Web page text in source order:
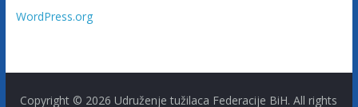
WordPress.org
Copyright © 2026Udruženje tužilaca Federacije BiH. All rights